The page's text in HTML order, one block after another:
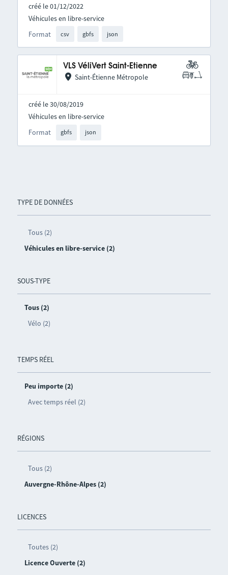
TYPE DE DONNÉES
Tous (2)
Véhicules en libre-service (2)
SOUS-TYPE
Tous (2)
Vélo (2)
TEMPS RÉEL
Peu importe (2)
Avec temps réel (2)
RÉGIONS
Tous (2)
Auvergne-Rhône-Alpes (2)
LICENCES
Toutes (2)
Licence Ouverte (2)
créé le 01/12/2022
Format csv gbfs json
Véhicules en libre-service
VLS VéliVert Saint-Etienne
Saint-Étienne Métropole
créé le 30/08/2019
Format gbfs json
Véhicules en libre-service